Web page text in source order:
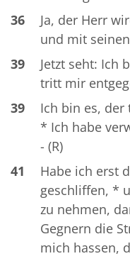
36
Ja, der Herr
und mit
39
Jetzt seht: Ich
tritt mir
39
Ich bin es,
* Ich habe
- (R)
41
Habe ich erst
geschliffen, *
zu nehmen,
Gegnern die
mich hassen,